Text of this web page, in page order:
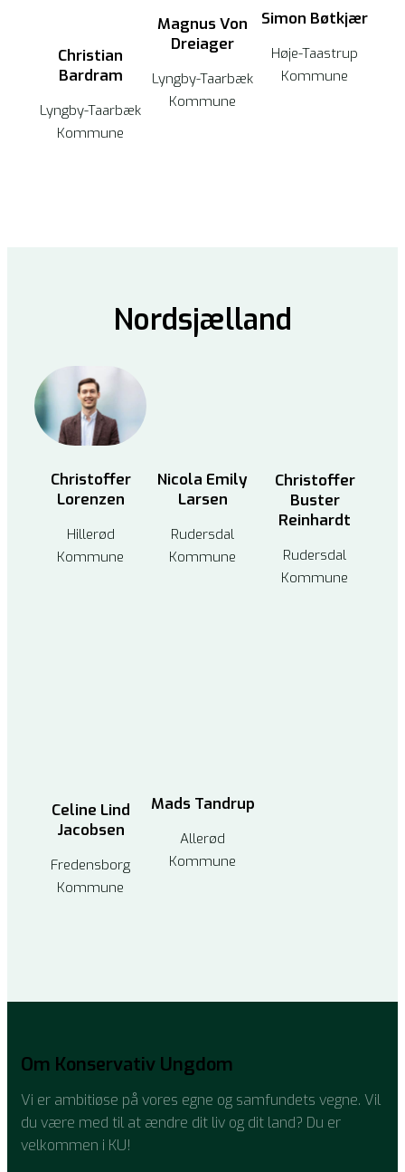
Christian
Bardram
Lyngby-Taarbæk
Kommune
Magnus Von
Dreiager
Lyngby-Taarbæk
Kommune
Simon Bøtkjær
Høje-Taastrup
Kommune
Nordsjælland
Christoffer
Lorenzen
Hillerød
Kommune
Nicola Emily
Larsen
Rudersdal
Kommune
Christoffer
Buster
Reinhardt
Rudersdal
Kommune
Celine Lind
Jacobsen
Fredensborg
Kommune
Mads Tandrup
Allerød
Kommune
Om Konservativ Ungdom
Vi er ambitiøse på vores egne og samfundets vegne. Vil
du være med til at ændre dit liv og dit land? Du er
velkommen i KU!